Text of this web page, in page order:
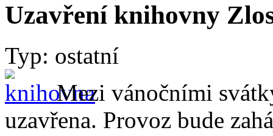
Uzavření knihovny
Typ: ostatní
Mezi vánočními
uzavřena. Provoz bude